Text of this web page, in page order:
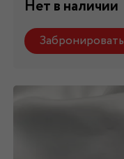
Нет в наличии
Забронировать